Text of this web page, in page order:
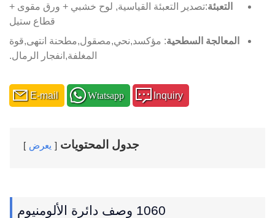
التعبئة:تصدير التعبئة القياسية, لوح خشبي + ورق مقوى +
قطاع ستيل
المعالجة السطحية: مؤكسد,نحي,مصقول,مطحنة انتهى,قوة
المغلفة,انفجار الرمال.
E-mail Wtatsapp Inquiry
جدول المحتويات يعرض
1060 وصف دائرة الألومنيوم